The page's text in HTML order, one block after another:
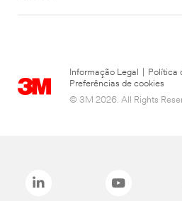
Informação Legal Política
Preferências de cookies
© 3M 2026. All Rights